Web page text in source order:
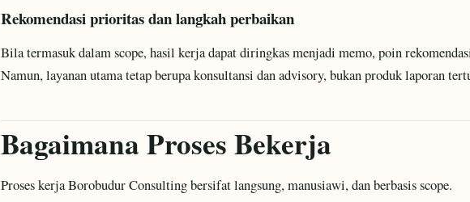
Rekomendasi prioritas dan langkah perbaikan
Bila termasuk dalam scope, hasil kerja dapat diringkas menjadi memo, poin
Namun, layanan utama tetap berupa konsultansi dan advisory, bukan produk laporan
Bagaimana Proses Bekerja
Proses kerja Borobudur Consulting bersifat langsung, manusiawi, dan berbasis scope.